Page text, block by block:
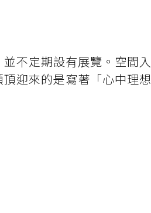
不定期設有展覽。空間入
迎來的是寫著「心中理想